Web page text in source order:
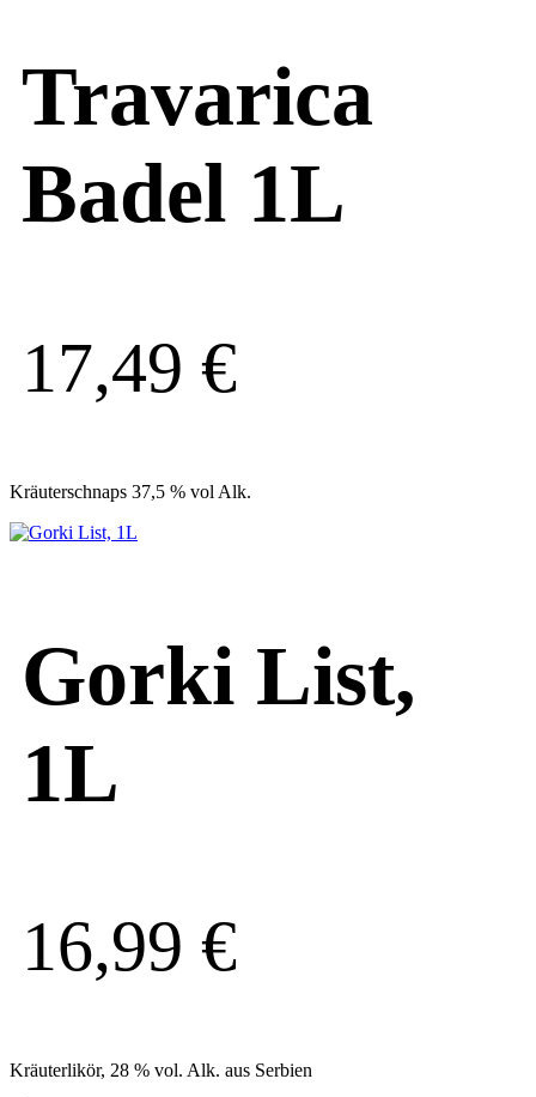
Travarica
Badel 1L
17,49 €
Kräuterschnaps 37,5 % vol Alk.
Gorki List,
1L
16,99 €
Kräuterlikör, 28 % vol. Alk. aus Serbien